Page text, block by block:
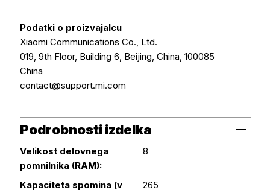
Podatki o proizvajalcu
Xiaomi Communications Co., Ltd.
019, 9th Floor, Building 6, Beijing, China, 100085
China
contact@support.mi.com
Podrobnosti izdelka
Podrobnosti izdelka
Velikost delovnega
pomnilnika (RAM):
8
Kapaciteta spomina (v
265